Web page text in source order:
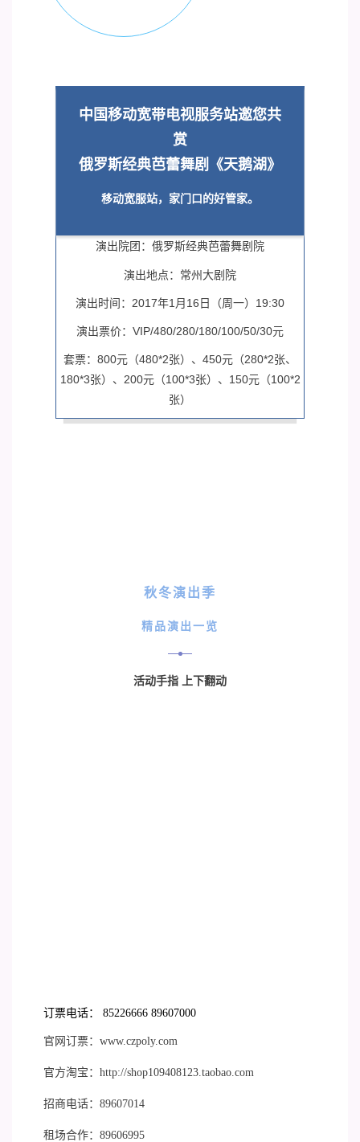
中国移动宽带电视服务站邀您共
赏
俄罗斯经典芭蕾舞剧《天鹅湖》
移动宽服站，家门口的好管家。
演出院团：俄罗斯经典芭蕾舞剧院
演出地点：常州大剧院
演出时间：2017年1月16日（周一）19:30
演出票价：VIP/480/280/180/100/50/30元
套票：800元（480*2张）、450元（280*2张、
180*3张）、200元（100*3张）、150元（100*2
张）
秋冬演出季
精品演出一览
活动手指 上下翻动
订票电话： 85226666 89607000
官网订票：www.czpoly.com
官方淘宝：http://shop109408123.taobao.com
招商电话：89607014
租场合作：89606995